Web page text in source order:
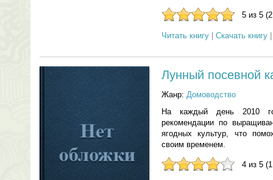
5 из 5
Читать книгу Скачать книгу
Лунный посевной
Жанр: Домоводство
На каждый день 2010
рекомендации по
ягодных культур, что
своим временем.
4 из 5